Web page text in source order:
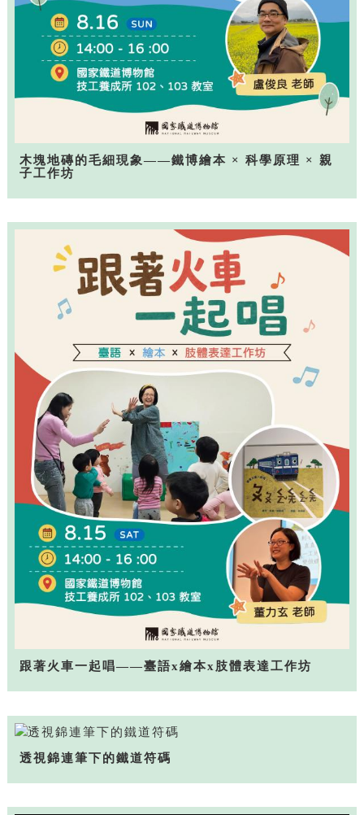
木塊地磚的毛細現象——鐵博繪本 × 科學原理 × 親
子工作坊
跟著火車一起唱——臺語x繪本x肢體表達工作坊
透視錦連筆下的鐵道符碼